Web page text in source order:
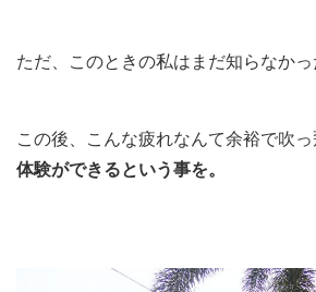
ただ、このときの私はまだ知らなかっ
この後、こんな疲れなんて余裕で吹っ
体験ができるという事を。